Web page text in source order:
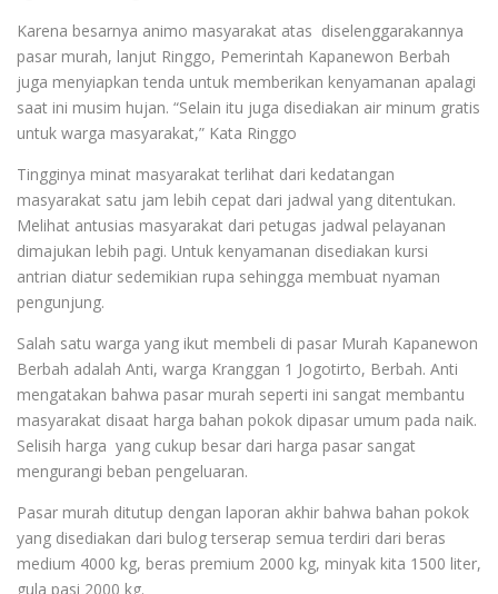
Karena besarnya animo masyarakat atas diselenggarakannya
pasar murah, lanjut Ringgo, Pemerintah Kapanewon Berbah
juga menyiapkan tenda untuk memberikan kenyamanan apalagi
saat ini musim hujan. “Selain itu juga disediakan air minum gratis
untuk warga masyarakat,” Kata Ringgo
Tingginya minat masyarakat terlihat dari kedatangan
masyarakat satu jam lebih cepat dari jadwal yang ditentukan.
Melihat antusias masyarakat dari petugas jadwal pelayanan
dimajukan lebih pagi. Untuk kenyamanan disediakan kursi
antrian diatur sedemikian rupa sehingga membuat nyaman
pengunjung.
Salah satu warga yang ikut membeli di pasar Murah Kapanewon
Berbah adalah Anti, warga Kranggan 1 Jogotirto, Berbah. Anti
mengatakan bahwa pasar murah seperti ini sangat membantu
masyarakat disaat harga bahan pokok dipasar umum pada naik.
Selisih harga yang cukup besar dari harga pasar sangat
mengurangi beban pengeluaran.
Pasar murah ditutup dengan laporan akhir bahwa bahan pokok
yang disediakan dari bulog terserap semua terdiri dari beras
medium 4000 kg, beras premium 2000 kg, minyak kita 1500 liter,
gula pasi 2000 kg.